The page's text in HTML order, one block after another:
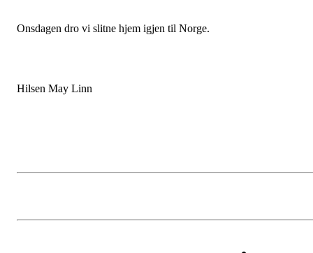
Onsdagen dro vi slitne hjem igjen til Norge.
Hilsen May Linn